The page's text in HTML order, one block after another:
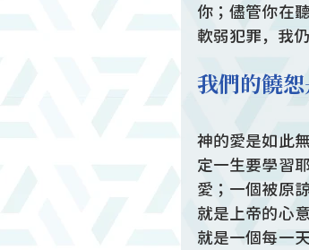
你；儘管你在
軟弱犯罪，我仍
我們的饒
神的愛是如此
定一生要學習
愛；一個被原
就是上帝的心
就是一個每一